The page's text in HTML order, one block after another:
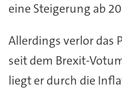
eine Steigerung ab
Allerdings verlor das
seit dem Brexit-
liegt er durch die